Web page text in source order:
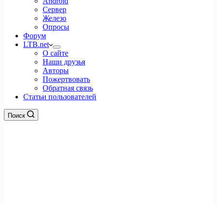
Сервер
Железо
Опросы
Форум
LTB.net
О сайте
Наши друзья
Авторы
Пожертвовать
Обратная связь
Статьи пользователей
Поиск